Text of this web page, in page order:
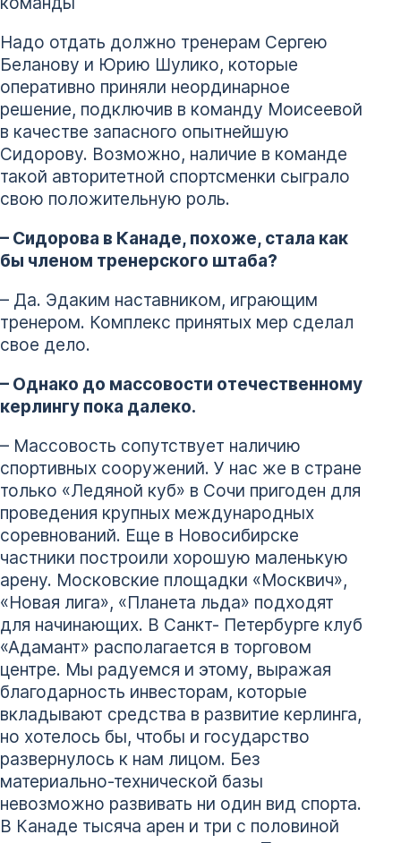
Надо отдать должно тренерам Сергею
Беланову и Юрию Шулико, которые
оперативно приняли неординарное
решение, подключив в команду Моисеевой
в качестве запасного опытнейшую
Сидорову. Возможно, наличие в команде
такой авторитетной спортсменки сыграло
свою положительную роль.
– Сидорова в Канаде, похоже, стала как
бы членом тренерского штаба?
– Да. Эдаким наставником, играющим
тренером. Комплекс принятых мер сделал
свое дело.
– Однако до массовости отечественному
керлингу пока далеко.
– Массовость сопутствует наличию
спортивных сооружений. У нас же в стране
только «Ледяной куб» в Сочи пригоден для
проведения крупных международных
соревнований. Еще в Новосибирске
частники построили хорошую маленькую
арену. Московские площадки «Москвич»,
«Новая лига», «Планета льда» подходят
для начинающих. В Санкт- Петербурге клуб
«Адамант» располагается в торговом
центре. Мы радуемся и этому, выражая
благодарность инвесторам, которые
вкладывают средства в развитие керлинга,
но хотелось бы, чтобы и государство
развернулось к нам лицом. Без
материально-технической базы
невозможно развивать ни один вид спорта.
В Канаде тысяча арен и три с половиной